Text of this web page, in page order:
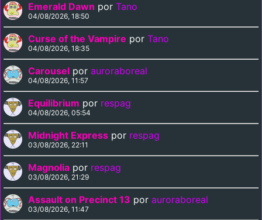
Emerald Dawn por Tano
04/08/2026, 18:50
Curse of the Vampire por Tano
04/08/2026, 18:35
Carousel por auroraboreal
04/08/2026, 11:57
Equilibrium por respag
04/08/2026, 05:54
Midnight Express por respag
03/08/2026, 22:11
Magnolia por respag
03/08/2026, 21:29
Assault on Precinct 13 por auroraboreal
03/08/2026, 11:47